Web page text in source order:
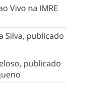
Vivo na IMRE
Silva, publicado
publicado